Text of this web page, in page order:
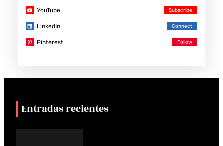
YouTube
LinkedIn
Pinterest
Entradas recientes